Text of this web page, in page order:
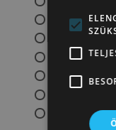
selyemfesték
üveg
üveggyöngy
kékfestő